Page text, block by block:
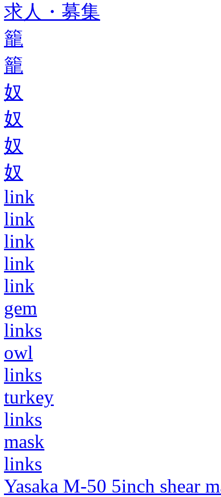
求人・募集
籠
籠
奴
奴
奴
奴
link
link
link
link
link
gem
links
owl
links
turkey
links
mask
links
Yasaka M-50 5inch shear